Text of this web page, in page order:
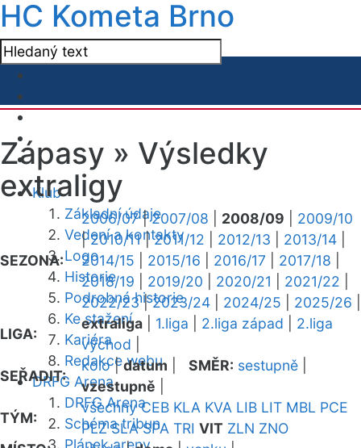
HC Kometa Brno
Klub
Základní údaje
Vedení a kontakty
Logo
Historie
Podrobná historie
Ke stažení
Kariéra
Redakce webu
DRFG Arena
DRFG Arena
Schéma tribun
Plánek areny
Zápasy » Výsledky
extraligy
SEZONA:
2006/07|2007/08 2008/09
2009/10
|2010/11|2011/12 2012/13 2013/14
2014/15
2015/16 2016/17 2017/18
2018/19
2019/20 2020/21 2021/22
2022/23|2023/24 2024/25 2025/26
LIGA:
extraliga 1.liga 2.liga západ
2.liga
východ
SEŘADIT:
kolo|datum SMĚR: sestupně
vzestupně
TÝM:
všechny CEB KLA KVA LIB LIT MBL PCE
PLZ SLA SPA TRI VIT ZLN ZNO